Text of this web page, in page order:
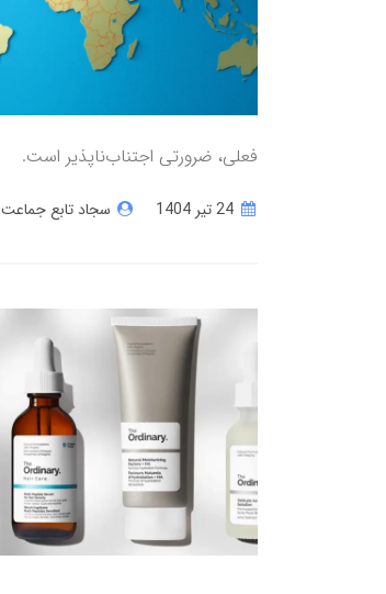
فعلی، ضرورتی اجتناب‌ناپذیر است.
سجاد تابع جماعت